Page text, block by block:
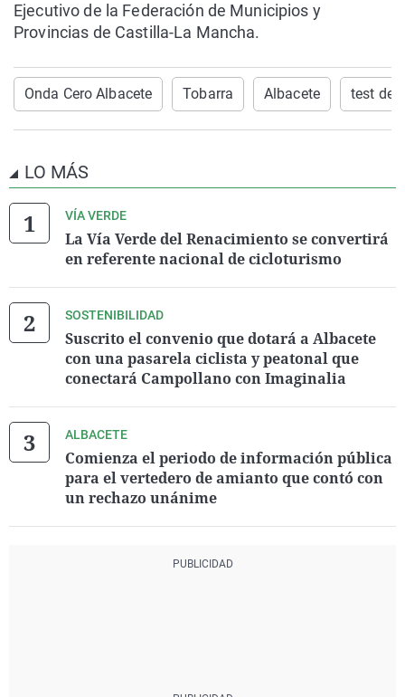
Ejecutivo de la Federación de Municipios y
Provincias de Castilla-La Mancha.
Onda Cero Albacete Tobarra Albacete test de
LO MÁS
VÍA VERDE
La Vía Verde del Renacimiento se convertirá
en referente nacional de cicloturismo
SOSTENIBILIDAD
Suscrito el convenio que dotará a Albacete
con una pasarela ciclista y peatonal que
conectará Campollano con Imaginalia
ALBACETE
Comienza el periodo de información pública
para el vertedero de amianto que contó con
un rechazo unánime